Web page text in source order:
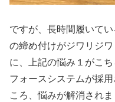
ですが、長時間履いて
の締め付けがジワリジ
に、上記の悩み１がこ
フォースシステムが採
ころ、悩みが解消されま